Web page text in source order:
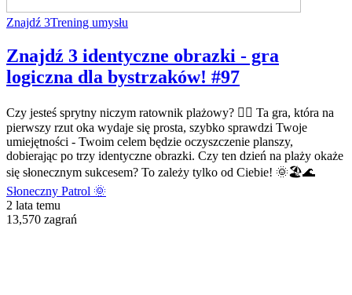
Znajdź 3Trening umysłu
Znajdź 3 identyczne obrazki - gra
logiczna dla bystrzaków! #97
Czy jesteś sprytny niczym ratownik plażowy? 🏄‍♂️ Ta gra, która na
pierwszy rzut oka wydaje się prosta, szybko sprawdzi Twoje
umiejętności - Twoim celem będzie oczyszczenie planszy,
dobierając po trzy identyczne obrazki. Czy ten dzień na plaży okaże
się słonecznym sukcesem? To zależy tylko od Ciebie! 🌞🏖️🌊
Słoneczny Patrol 🌞
2 lata temu
13,570 zagrań